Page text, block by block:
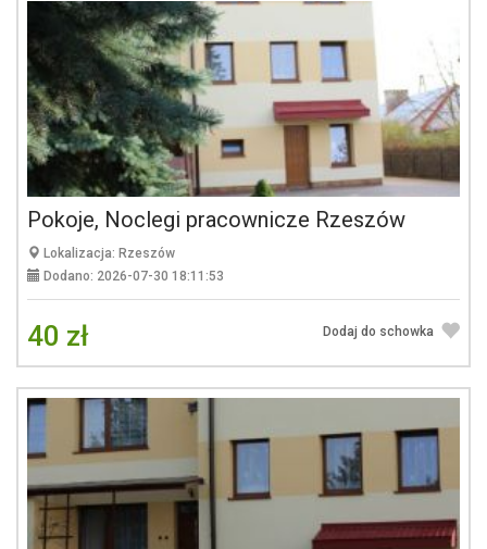
Pokoje, Noclegi pracownicze Rzeszów
Lokalizacja: Rzeszów
Dodano: 2026-07-30 18:11:53
40 zł Dodaj do schowka